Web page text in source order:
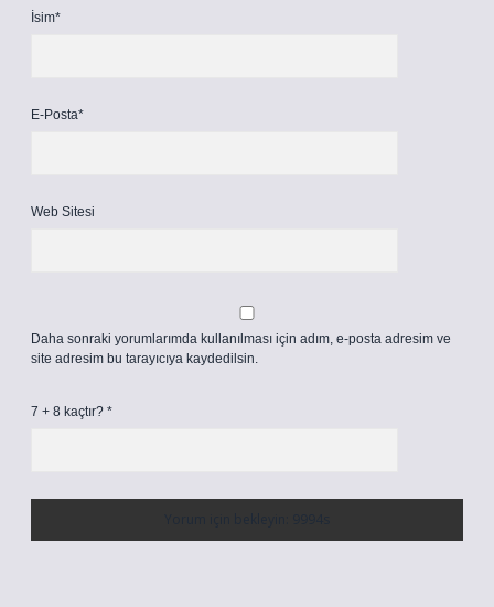
İsim*
E-Posta*
Web Sitesi
Daha sonraki yorumlarımda kullanılması için adım, e-posta adresim ve
site adresim bu tarayıcıya kaydedilsin.
7 + 8 kaçtır? *